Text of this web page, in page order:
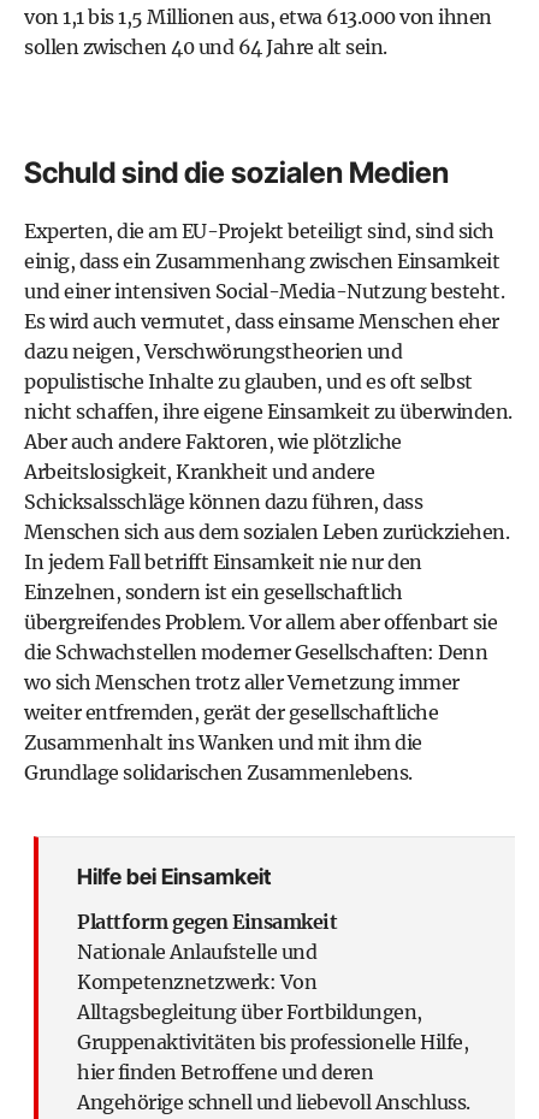
von 1,1 bis 1,5 Millionen aus, etwa 613.000 von ihnen
sollen zwischen 40 und 64 Jahre alt sein.
Schuld sind die sozialen Medien
Experten, die am EU-Projekt beteiligt sind, sind sich
einig, dass ein Zusammenhang zwischen Einsamkeit
und einer intensiven Social-Media-Nutzung besteht.
Es wird auch vermutet, dass einsame Menschen eher
dazu neigen, Verschwörungstheorien und
populistische Inhalte zu glauben, und es oft selbst
nicht schaffen, ihre eigene Einsamkeit zu überwinden.
Aber auch andere Faktoren, wie plötzliche
Arbeitslosigkeit, Krankheit und andere
Schicksalsschläge können dazu führen, dass
Menschen sich aus dem sozialen Leben zurückziehen.
In jedem Fall betrifft Einsamkeit nie nur den
Einzelnen, sondern ist ein gesellschaftlich
übergreifendes Problem. Vor allem aber offenbart sie
die Schwachstellen moderner Gesellschaften: Denn
wo sich Menschen trotz aller Vernetzung immer
weiter entfremden, gerät der gesellschaftliche
Zusammenhalt ins Wanken und mit ihm die
Grundlage solidarischen Zusammenlebens.
Hilfe bei Einsamkeit
Plattform gegen Einsamkeit
Nationale Anlaufstelle und
Kompetenznetzwerk: Von
Alltagsbegleitung über Fortbildungen,
Gruppenaktivitäten bis professionelle Hilfe,
hier finden Betroffene und deren
Angehörige schnell und liebevoll Anschluss.